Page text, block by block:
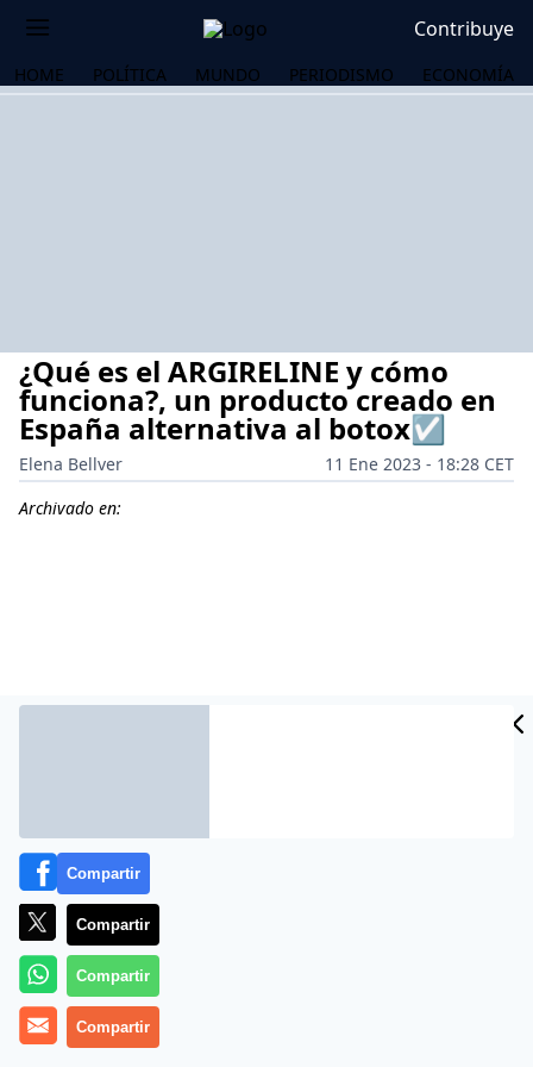
Contribuye
HOME POLÍTICA MUNDO PERIODISMO ECONOMÍA
¿Qué es el ARGIRELINE y cómo
funciona?, un producto creado en
España alternativa al botox☑️
Elena Bellver
11 Ene 2023 - 18:28 CET
Archivado en:
Más información
Compartir
Compartir
Compartir
Compartir